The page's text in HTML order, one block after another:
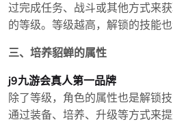
过完成任务、战斗或其他方式来
的等级。等级越高，解锁的技能也
三、培养貂蝉的属性
j9九游会真人第一品牌
除了等级，角色的属性也是解锁
通过装备、培养、升级等方式来